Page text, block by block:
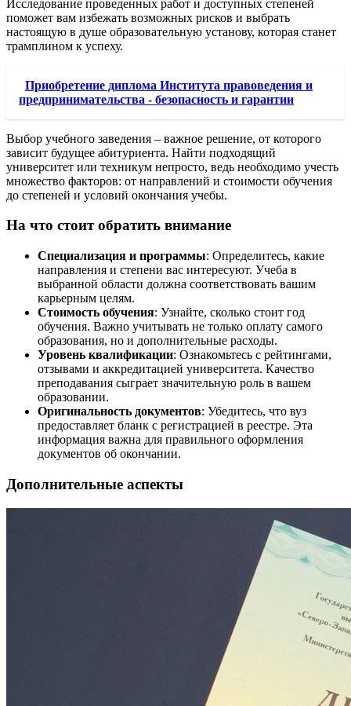
Исследование проведенных работ и доступных степеней
поможет вам избежать возможных рисков и выбрать
настоящую в душе образовательную установу, которая станет
трамплином к успеху.
Приобретение диплома Института правоведения и
предпринимательства - безопасность и гарантии
Выбор учебного заведения – важное решение, от которого
зависит будущее абитуриента. Найти подходящий
университет или техникум непросто, ведь необходимо учесть
множество факторов: от направлений и стоимости обучения
до степеней и условий окончания учебы.
На что стоит обратить внимание
Специализация и программы: Определитесь, какие
направления и степени вас интересуют. Учеба в
выбранной области должна соответствовать вашим
карьерным целям.
Стоимость обучения: Узнайте, сколько стоит год
обучения. Важно учитывать не только оплату самого
образования, но и дополнительные расходы.
Уровень квалификации: Ознакомьтесь с рейтингами,
отзывами и аккредитацией университета. Качество
преподавания сыграет значительную роль в вашем
образовании.
Оригинальность документов: Убедитесь, что вуз
предоставляет бланк с регистрацией в реестре. Эта
информация важна для правильного оформления
документов об окончании.
Дополнительные аспекты